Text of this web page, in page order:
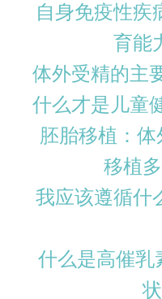
自身免疫性疾
育能
体外受精的主
什么才是儿童
胚胎移植：
移植
我应该遵循什
什么是高催乳